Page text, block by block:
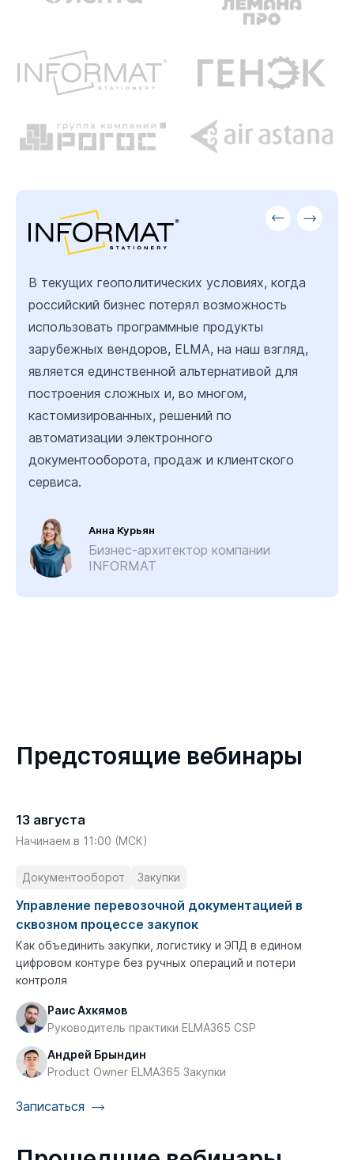
В текущих геополитических условиях, когда
российский бизнес потерял возможность
использовать программные продукты
зарубежных вендоров, ELMA, на наш взгляд,
является единственной альтернативой для
построения сложных и, во многом,
кастомизированных, решений по
автоматизации электронного
документооборота, продаж и клиентского
сервиса.
Анна Курьян
Бизнес-архитектор компании
INFORMAT
Предстоящие вебинары
13 августа
Начинаем в 11:00 (МСК)
Документооборот Закупки
Управление перевозочной документацией в
сквозном процессе закупок
Как объединить закупки, логистику и ЭПД в едином
цифровом контуре без ручных операций и потери
контроля
Раис Ахкямов
Руководитель практики ELMA365 CSP
Андрей Брындин
Product Owner ELMA365 Закупки
Записаться